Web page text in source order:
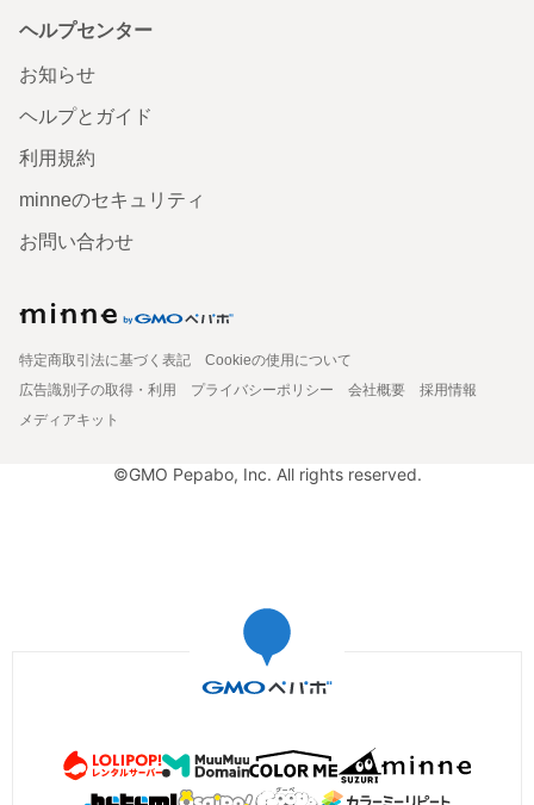
ヘルプセンター
お知らせ
ヘルプとガイド
利用規約
minneのセキュリティ
お問い合わせ
特定商取引法に基づく表記
Cookieの使用について
広告識別子の取得・利用
プライバシーポリシー 会社概要
採用情報
メディアキット
©GMO Pepabo, Inc. All rights reserved.